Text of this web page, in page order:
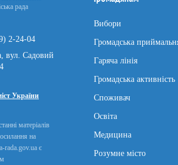
рада
2-24-04
вул. Садовий
України
матеріалів
на
rada.gov.ua є
Вибори
Громадська
Гаряча лінія
Громадська активність
Споживач
Освіта
Медицина
Розумне місто